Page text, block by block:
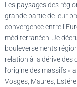
Les paysages des
grande partie de leur
convergence entre
méditerranéen. Je
bouleversements
relation à la dérive des
l’origine des massifs «
Vosges, Maures,